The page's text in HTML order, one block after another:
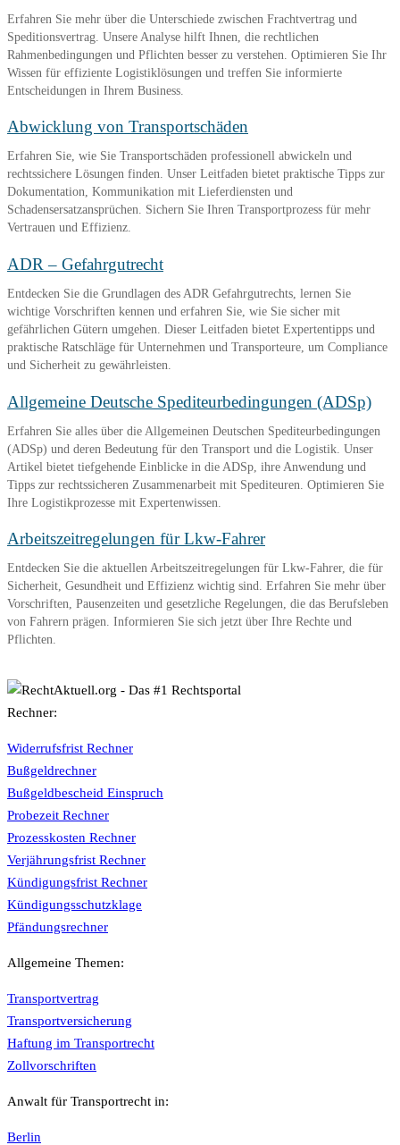
Erfahren Sie mehr über die Unterschiede zwischen Frachtvertrag und
Speditionsvertrag. Unsere Analyse hilft Ihnen, die rechtlichen
Rahmenbedingungen und Pflichten besser zu verstehen. Optimieren Sie Ihr
Wissen für effiziente Logistiklösungen und treffen Sie informierte
Entscheidungen in Ihrem Business.
Abwicklung von Transportschäden
Erfahren Sie, wie Sie Transportschäden professionell abwickeln und
rechtssichere Lösungen finden. Unser Leitfaden bietet praktische Tipps zur
Dokumentation, Kommunikation mit Lieferdiensten und
Schadensersatzansprüchen. Sichern Sie Ihren Transportprozess für mehr
Vertrauen und Effizienz.
ADR – Gefahrgutrecht
Entdecken Sie die Grundlagen des ADR Gefahrgutrechts, lernen Sie
wichtige Vorschriften kennen und erfahren Sie, wie Sie sicher mit
gefährlichen Gütern umgehen. Dieser Leitfaden bietet Expertentipps und
praktische Ratschläge für Unternehmen und Transporteure, um Compliance
und Sicherheit zu gewährleisten.
Allgemeine Deutsche Spediteurbedingungen (ADSp)
Erfahren Sie alles über die Allgemeinen Deutschen Spediteurbedingungen
(ADSp) und deren Bedeutung für den Transport und die Logistik. Unser
Artikel bietet tiefgehende Einblicke in die ADSp, ihre Anwendung und
Tipps zur rechtssicheren Zusammenarbeit mit Spediteuren. Optimieren Sie
Ihre Logistikprozesse mit Expertenwissen.
Arbeitszeitregelungen für Lkw-Fahrer
Entdecken Sie die aktuellen Arbeitszeitregelungen für Lkw-Fahrer, die für
Sicherheit, Gesundheit und Effizienz wichtig sind. Erfahren Sie mehr über
Vorschriften, Pausenzeiten und gesetzliche Regelungen, die das Berufsleben
von Fahrern prägen. Informieren Sie sich jetzt über Ihre Rechte und
Pflichten.
Rechner:
Widerrufsfrist Rechner
Bußgeldrechner
Bußgeldbescheid Einspruch
Probezeit Rechner
Prozesskosten Rechner
Verjährungsfrist Rechner
Kündigungsfrist Rechner
Kündigungsschutzklage
Pfändungsrechner
Allgemeine Themen:
Transportvertrag
Transportversicherung
Haftung im Transportrecht
Zollvorschriften
Anwalt für Transportrecht in:
Berlin